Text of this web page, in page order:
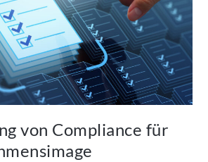
von Compliance für